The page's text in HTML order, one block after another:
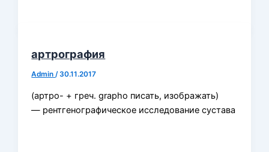
артрография
Admin/30.11.2017
(артро- + греч. grapho писать, изображать)
— рентгенографическое исследование сустава